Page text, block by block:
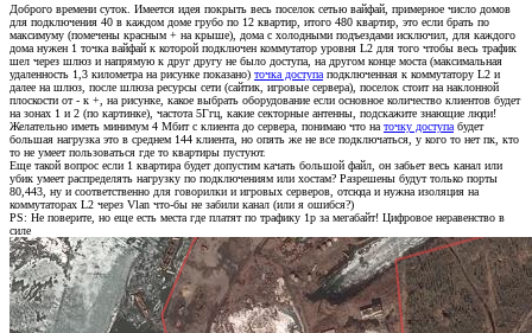
Доброго времени суток. Имеется идея покрыть весь поселок сетью вайфай, примерное число домов
для подключения 40 в каждом доме грубо по 12 квартир, итого 480 квартир, это если брать по
максимуму (помечены красным + на крыше), дома с холодными подъездами исключил, для каждого
дома нужен 1 точка вайфай к которой подключен коммутатор уровня L2 для того чтобы весь трафик
шел через шлюз и напрямую к друг другу не было доступа, на другом конце моста (максимальная
удаленность 1,3 километра на рисунке показано) точка доступа подключенная к коммутатору L2 и
далее на шлюз, после шлюза ресурсы сети (сайтик, игровые сервера), поселок стоит на наклонной
плоскости от - к +, на рисунке, какое выбрать оборудование если основное количество клиентов будет
на зонах 1 и 2 (по картинке), частота 5Ггц, какие секторные антенны, подскажите знающие люди!
Желательно иметь минимум 4 Мбит с клиента до сервера, понимаю что на точку доступа будет
большая нагрузка это в среднем 144 клиента, но опять же не все подключаться, у кого то нет пк, кто
то не умеет пользоваться где то квартиры пустуют.
Еще такой вопрос если 1 квартира будет допустим качать большой файл, он забьет весь канал или
убик умеет распределять нагрузку по подключениям или хостам? Разрешены будут только порты
80,443, ну и соответственно для говорилки и игровых серверов, отсюда и нужна изоляция на
коммутаторах L2 через Vlan что-бы не забили канал (или я ошибся?)
PS: Не поверите, но еще есть места где платят по трафику 1р за мегабайт! Цифровое неравенство в
силе